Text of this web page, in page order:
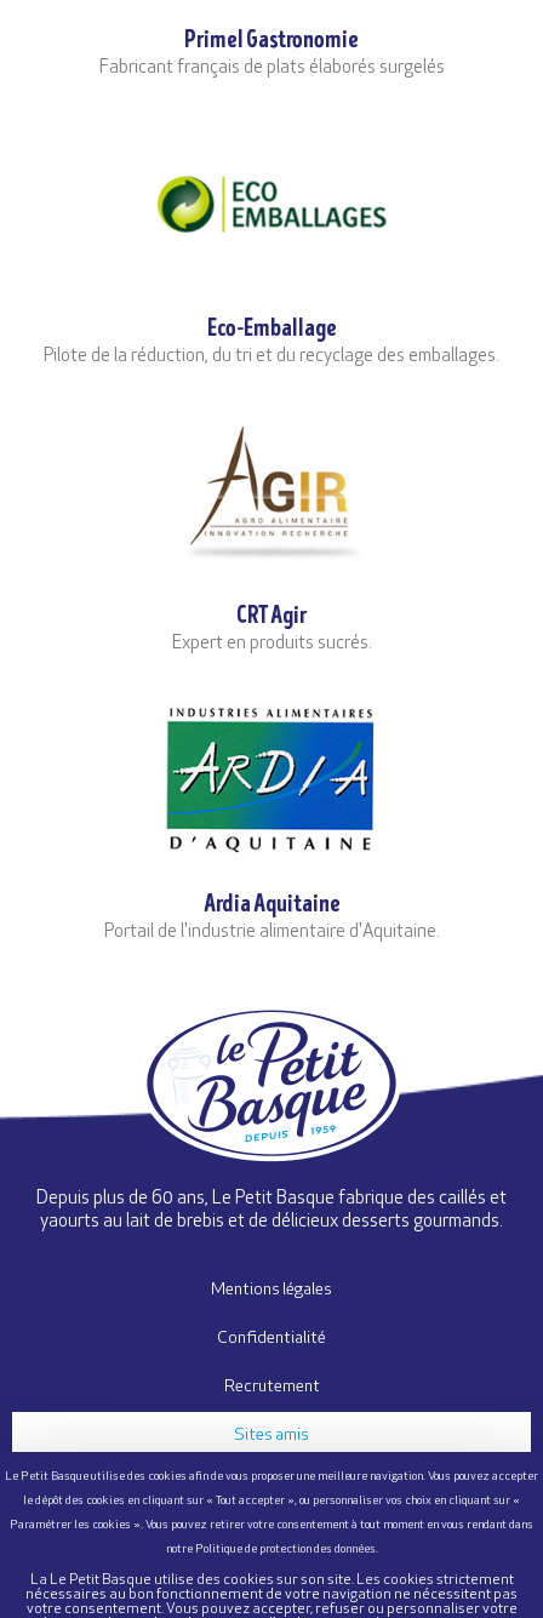
La Le Petit Basque utilise des cookies sur son site. Les cookies strictement
nécessaires au bon fonctionnement de votre navigation ne nécessitent pas
votre consentement. Vous pouvez accepter, refuser ou personnaliser votre
Primel Gastronomie
Fabricant français de plats élaborés surgelés
Eco-Emballage
Pilote de la réduction, du tri et du recyclage des emballages.
CRT Agir
Expert en produits sucrés.
Ardia Aquitaine
Portail de l'industrie alimentaire d'Aquitaine.
Depuis plus de 60 ans, Le Petit Basque fabrique des caillés et
yaourts au lait de brebis et de délicieux desserts gourmands.
Mentions légales
Confidentialité
Recrutement
Sites amis
Nous contacter
Questionnaire Satisfaction
Cookies